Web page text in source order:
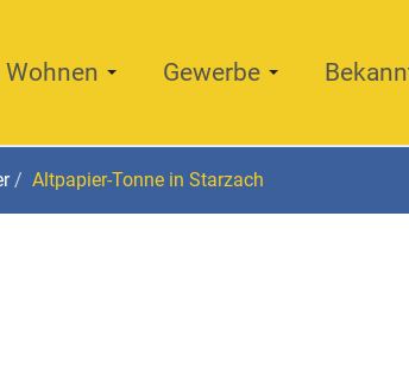
Gewerbe
Altpapier-Tonne in Starzach